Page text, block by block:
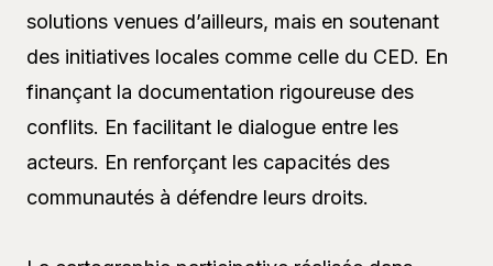
solutions venues d’ailleurs, mais en soutenant
des initiatives locales comme celle du CED. En
finançant la documentation rigoureuse des
conflits. En facilitant le dialogue entre les
acteurs. En renforçant les capacités des
communautés à défendre leurs droits.